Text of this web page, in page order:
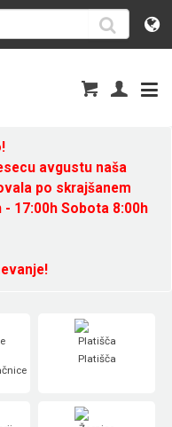
avgustu naša
po skrajšanem
17:00h Sobota 8:00h
Platišča